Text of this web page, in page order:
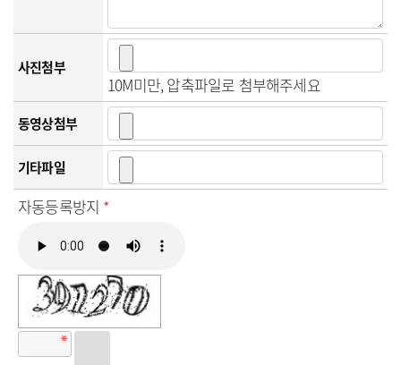
사진첨부
10M미만, 압축파일로 첨부해주세요
동영상첨부
기타파일
자동등록방지 *